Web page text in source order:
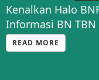
Kenalkan Halo
Informasi BN TBN
READ MORE